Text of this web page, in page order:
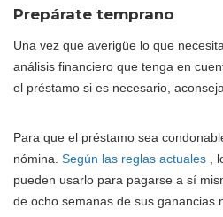
Prepárate temprano
Una vez que averigüe lo que
análisis financiero que tenga en
el préstamo si es necesario,
Para que el préstamo sea
nómina. Según las reglas actuales ,
pueden usarlo para pagarse a sí
de ocho semanas de sus ganancias